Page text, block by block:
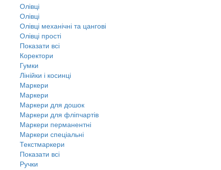
Олівці
Олівці
Олівці механічні та цангові
Олівці прості
Показати всі
Коректори
Гумки
Лінійки і косинці
Маркери
Маркери
Маркери для дошок
Маркери для фліпчартів
Маркери перманентні
Маркери спеціальні
Текстмаркери
Показати всі
Ручки